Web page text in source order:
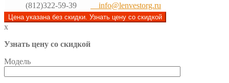
(812)322-59-39
info@lenvestorg.ru
Цена указана без скидки. Узнать цену со скидкой
x
Узнать цену со скидкой
Модель